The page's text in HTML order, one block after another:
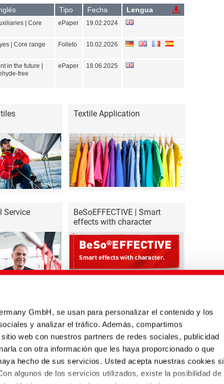
GmbH, se usan para personalizar el contenido y los
y analizar el tráfico. Además, compartimos
web con nuestros partners de redes sociales, publicidad
con otra información que les haya proporcionado o que
hecho de sus servicios. Usted acepta nuestras cookies si
algunos de los servicios utilizados, existe la posibilidad de
Tipo Fecha Lengua
| Core
ePaper 19.02.2024
| Core range Folleto 10.02.2026
in the future |
free
ePaper 18.06.2025
Textile Application
Service
BeSoEFFECTIVE | Smart
effects with character